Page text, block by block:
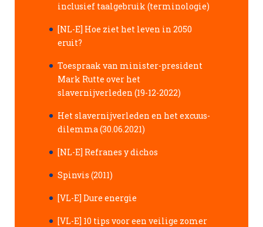
inclusief taalgebruik (terminologie)
[NL-E] Hoe ziet het leven in 2050
eruit?
Toespraak van minister-president
Mark Rutte over het
slavernijverleden (19-12-2022)
Het slavernijverleden en het excuus-
dilemma (30.06.2021)
[NL-E] Refranes y dichos
Spinvis (2011)
[VL-E] Dure energie
[VL-E] 10 tips voor een veilige zomer